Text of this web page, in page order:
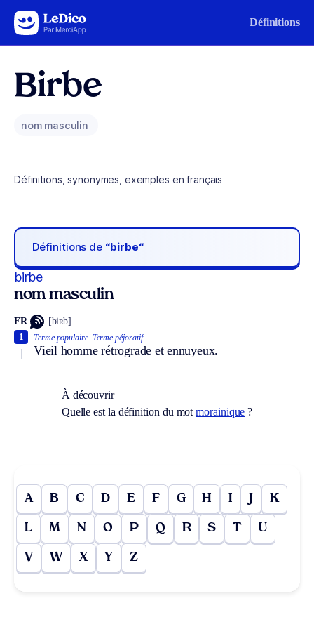
Aller au contenu Définitions
Birbe
nom masculin
Définitions, synonymes, exemples en français
Définitions de “birbe“
birbe
nom masculin
FR [biʀb]
Terme populaire. Terme péjoratif.
Vieil homme rétrograde et ennuyeux.
1
À découvrir
Quelle est la définition du motmorainique ?
A B C D E F G H I J K
L M N O P Q R S T U
V W X Y Z